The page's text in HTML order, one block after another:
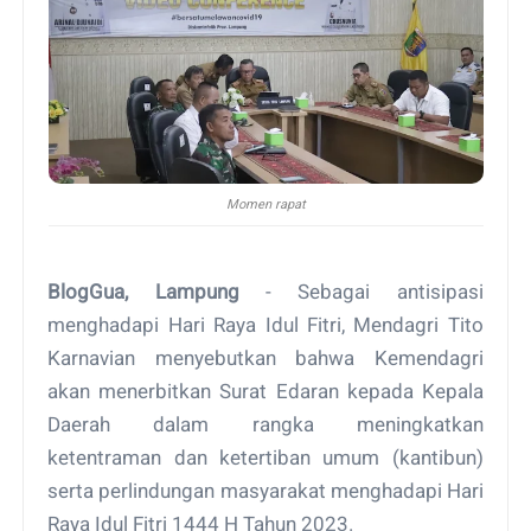
Momen rapat
BlogGua, Lampung - Sebagai antisipasi
menghadapi Hari Raya Idul Fitri, Mendagri Tito
Karnavian menyebutkan bahwa Kemendagri
akan menerbitkan Surat Edaran kepada Kepala
Daerah dalam rangka meningkatkan
ketentraman dan ketertiban umum (kantibun)
serta perlindungan masyarakat menghadapi Hari
Raya Idul Fitri 1444 H Tahun 2023.